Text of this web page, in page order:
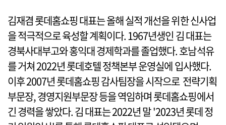
김재겸 롯데홈쇼핑 대표는 올해 실적 개선을 위한 신사업
을 적극적으로 육성할 계획이다. 1967년생인 김 대표는
경북사대부고와 홍익대 경제학과를 졸업했다. 호남석유
를 거쳐 2022년 롯데호텔 정책본부 운영실에 입사했다.
이후 2007년 롯데홈쇼핑 감사팀장을 시작으로 전략기획
부문장, 경영지원부문장 등을 역임하며 롯데홈쇼핑에서
긴 경력을 쌓았다. 김 대표는 2022년 말 '2023년 롯데 정